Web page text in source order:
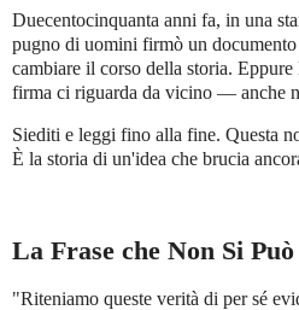
Duecentocinquanta anni fa, in una
pugno di uomini firmò un
cambiare il corso della storia.
firma ci riguarda da vicino — anche
Siediti e leggi fino alla fine. Questa
È la storia di un'idea che brucia
La Frase che Non Si
"Riteniamo queste verità di per sé